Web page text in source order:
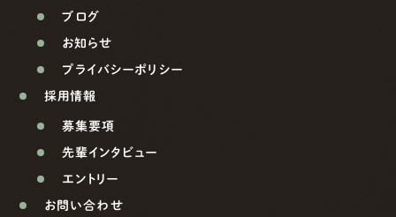
ブログ
お知らせ
プライバシーポリシー
採用情報
募集要項
先輩インタビュー
エントリー
お問い合わせ